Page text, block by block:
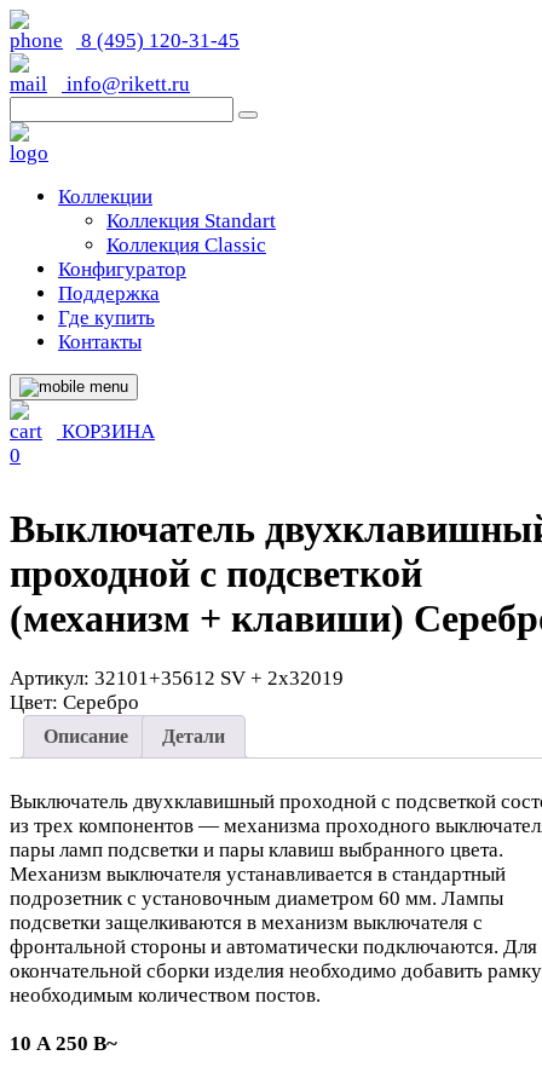
8 (495) 120-31-45
info@rikett.ru
Коллекции
Коллекция Standart
Коллекция Classic
Конфигуратор
Поддержка
Где купить
Контакты
КОРЗИНА
0
Выключатель
проходной с подсветкой
(механизм + клавиши)
Артикул: 32101+35612 SV + 2х32019
Цвет: Серебро
Описание Детали
Выключатель двухклавишный проходной с подсветкой
из трех компонентов — механизма проходного
пары ламп подсветки и пары клавиш выбранного цвета.
Механизм выключателя устанавливается в стандартный
подрозетник с установочным диаметром 60 мм. Лампы
подсветки защелкиваются в механизм выключателя с
фронтальной стороны и автоматически подключаются. Для
окончательной сборки изделия необходимо добавить
необходимым количеством постов.
10 А 250 В~